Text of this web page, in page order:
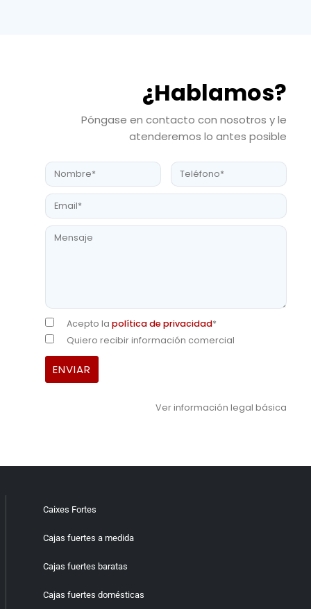
¿Hablamos?
Póngase en contacto con nosotros y le
atenderemos lo antes posible
Acepto la política de privacidad*
Quiero recibir información comercial
Ver información legal básica
Caixes Fortes
Cajas fuertes a medida
Cajas fuertes baratas
Cajas fuertes domésticas